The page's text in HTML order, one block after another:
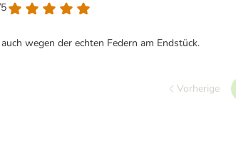
wegen der echten Federn am Endstück.
Vorherige